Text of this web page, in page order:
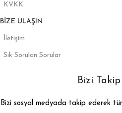
KVKK
BIZE ULAŞIN
İletişim
Sık Sorulan Sorular
Bizi
Bizi sosyal medyada takip ederek